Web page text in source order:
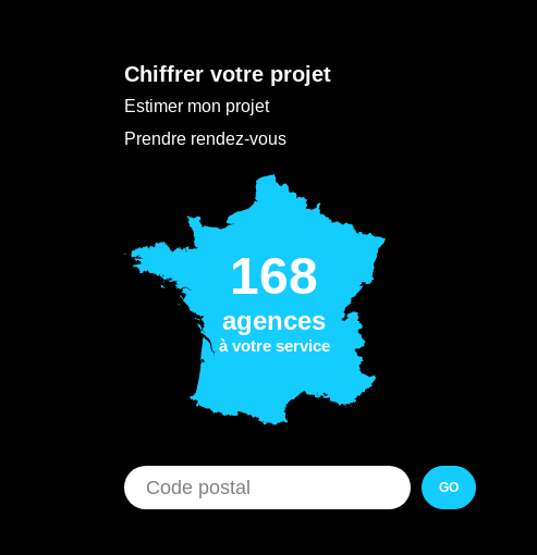
Chiffrer votre projet
Estimer mon projet
Prendre rendez-vous
168
agences
à votre service
GO